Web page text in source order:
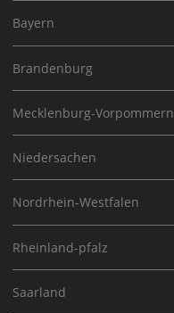
Bayern
Brandenburg
Mecklenburg-Vorpommern
Niedersachen
Nordrhein-Westfalen
Rheinland-pfalz
Saarland